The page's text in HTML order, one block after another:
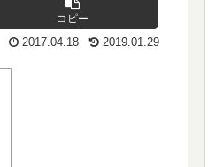
コピー
2019.01.29
2017.04.18